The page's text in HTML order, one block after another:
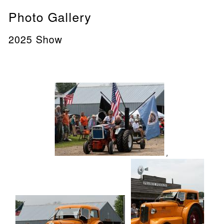
Photo Gallery
2025 Show
,